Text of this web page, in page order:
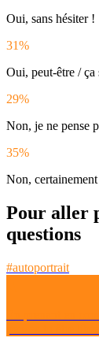
Oui, sans hésiter !
31%
Oui, peut-être / ça
29%
Non, je ne pense
35%
Non, certainement
Pour aller
questions
#autoportrait